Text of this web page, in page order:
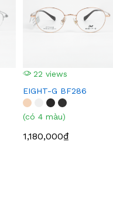
22 views
EIGHT-G BF286
(có 4 màu)
1,180,000₫